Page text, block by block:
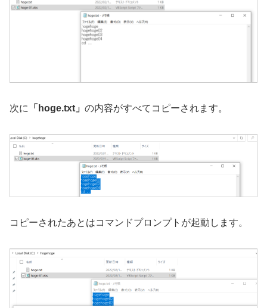
次に 「hoge.txt」 の内容がすべてコピーされます。
コピーされたあとはコマンドプロンプトが起動します。